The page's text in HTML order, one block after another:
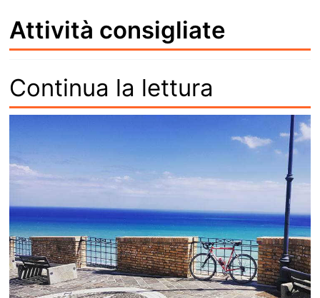
Attività consigliate
Continua la lettura